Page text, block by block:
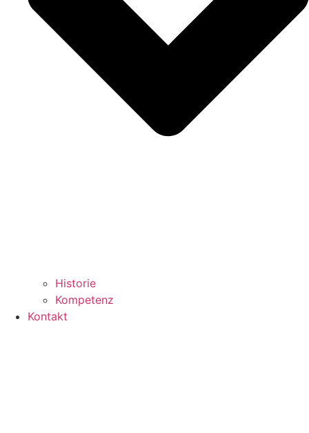
Historie
Kompetenz
Kontakt